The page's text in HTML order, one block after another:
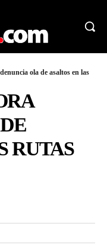
ola de asaltos en las
RUTAS